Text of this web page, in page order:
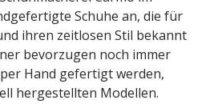
Schuhe an, die für
ihren zeitlosen Stil bekannt
bevorzugen noch immer
Hand gefertigt werden,
hergestellten Modellen.